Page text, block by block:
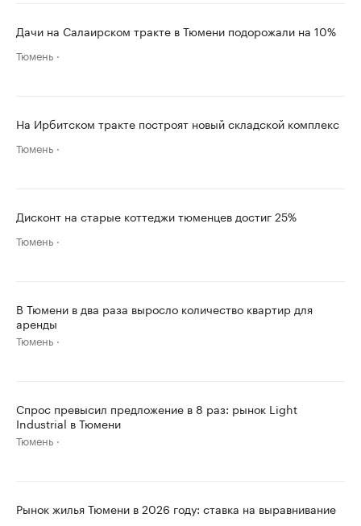
Дачи на Салаирском тракте в Тюмени подорожали на 10%
Тюмень
На Ирбитском тракте построят новый складской комплекс
Тюмень
Дисконт на старые коттеджи тюменцев достиг 25%
Тюмень
В Тюмени в два раза выросло количество квартир для
аренды
Тюмень
Спрос превысил предложение в 8 раз: рынок Light
Industrial в Тюмени
Тюмень
Рынок жилья Тюмени в 2026 году: ставка на выравнивание